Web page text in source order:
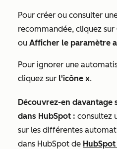
Pour créer ou consulter
recommandée, cliquez sur
ou Afficher le paramètre
Pour ignorer une
cliquez sur l'icône x.
Découvrez-en davantage
dans HubSpot : consultez
sur les différentes
dans HubSpot de